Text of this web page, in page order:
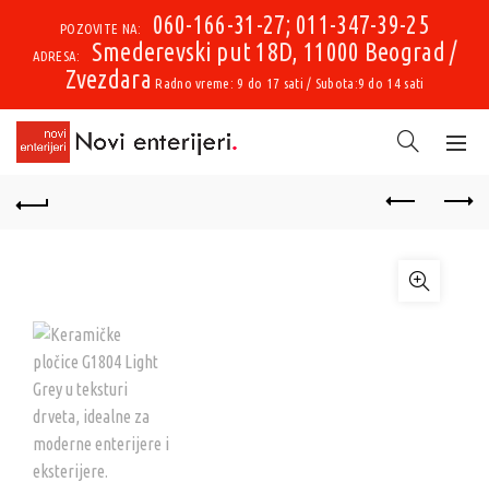
POZOVITE NA: 060-166-31-27; 011-347-39-25
ADRESA:
Smederevski put 18D, 11000 Beograd /
Zvezdara Radno vreme: 9 do 17 sati / Subota:9 do 14 sati